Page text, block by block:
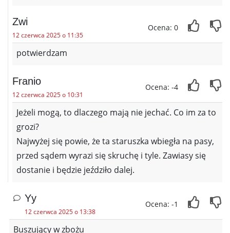
Zwi
12 czerwca 2025 o 11:35
Ocena: 0
potwierdzam
Franio
12 czerwca 2025 o 10:31
Ocena: -4
Jeżeli mogą, to dlaczego mają nie jechać. Co im za to
grozi?
Najwyżej się powie, że ta staruszka wbiegła na pasy,
przed sądem wyrazi się skruchę i tyle. Zawiasy się
dostanie i będzie jeździło dalej.
Yy
12 czerwca 2025 o 13:38
Ocena: -1
Buszujący w zbożu